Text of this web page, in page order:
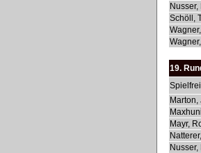
Nusser,
Schöll,
19.
Marton,
Mayr,
Nusser,